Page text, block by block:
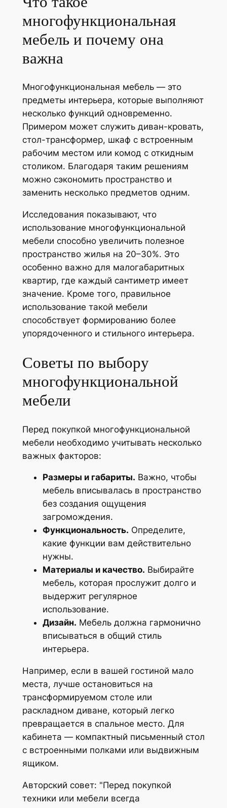
многофункциональная
мебель и почему она
важна
Многофункциональная мебель — это
предметы интерьера, которые выполняют
несколько функций одновременно.
Примером может служить диван-кровать,
стол-трансформер, шкаф с встроенным
рабочим местом или комод с откидным
столиком. Благодаря таким решениям
можно сэкономить пространство и
заменить несколько предметов одним.
Исследования показывают, что
использование многофункциональной
мебели способно увеличить полезное
пространство жилья на 20–30%. Это
особенно важно для малогабаритных
квартир, где каждый сантиметр имеет
значение. Кроме того, правильное
использование такой мебели
способствует формированию более
упорядоченного и стильного интерьера.
Советы по выбору
многофункциональной
мебели
Перед покупкой многофункциональной
мебели необходимо учитывать несколько
важных факторов:
Размеры и габариты. Важно, чтобы
мебель вписывалась в пространство
без создания ощущения
загромождения.
Функциональность. Определите,
какие функции вам действительно
нужны.
Материалы и качество. Выбирайте
мебель, которая прослужит долго и
выдержит регулярное
использование.
Дизайн. Мебель должна гармонично
вписываться в общий стиль
интерьера.
Например, если в вашей гостиной мало
места, лучше остановиться на
трансформируемом столе или
раскладном диване, который легко
превращается в спальное место. Для
кабинета — компактный письменный стол
с встроенными полками или выдвижным
ящиком.
Авторский совет:
Перед покупкой
техники или мебели всегда